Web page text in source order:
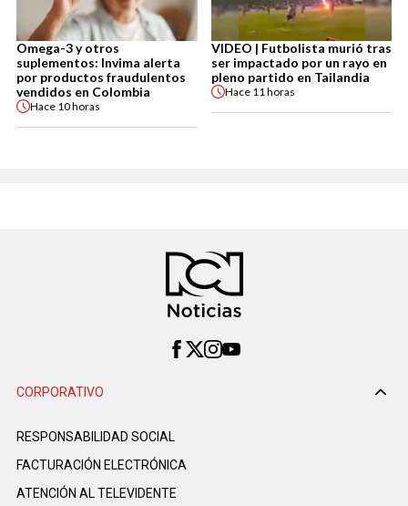
Omega-3 y otros
suplementos: Invima alerta
por productos fraudulentos
vendidos en Colombia
Hace 10 horas
VIDEO | Futbolista murió tras
ser impactado por un rayo en
pleno partido en Tailandia
Hace 11 horas
CORPORATIVO
RESPONSABILIDAD SOCIAL
FACTURACIÓN ELECTRÓNICA
ATENCIÓN AL TELEVIDENTE